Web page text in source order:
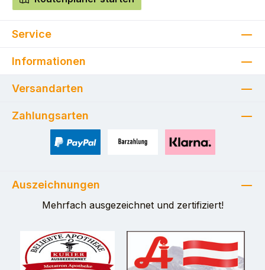
Service
Informationen
Versandarten
Zahlungsarten
Auszeichnungen
Mehrfach ausgezeichnet und zertifiziert!